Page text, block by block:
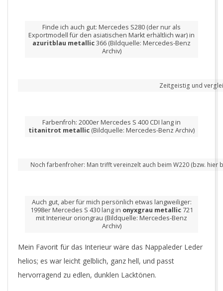
Finde ich auch gut: Mercedes S280 (der nur als
Exportmodell für den asiatischen Markt erhältlich war) in
azuritblau metallic366 (Bildquelle: Mercedes-Benz
Archiv)
Zeitgeistig und
Farbenfroh: 2000er Mercedes S 400 CDI lang in
titanitrot metallic (Bildquelle: Mercedes-Benz Archiv)
Noch farbenfroher: Man trifft vereinzelt auch beim W220 (bzw. hier
Auch gut, aber für mich persönlich etwas langweiliger:
1998er Mercedes S 430 lang in onyxgrau metallic721
mit Interieur oriongrau (Bildquelle: Mercedes-Benz
Archiv)
Mein Favorit für das Interieur wäre das Nappaleder Leder
helios; es war leicht gelblich, ganz hell, und passt
hervorragend zu edlen, dunklen Lacktönen.